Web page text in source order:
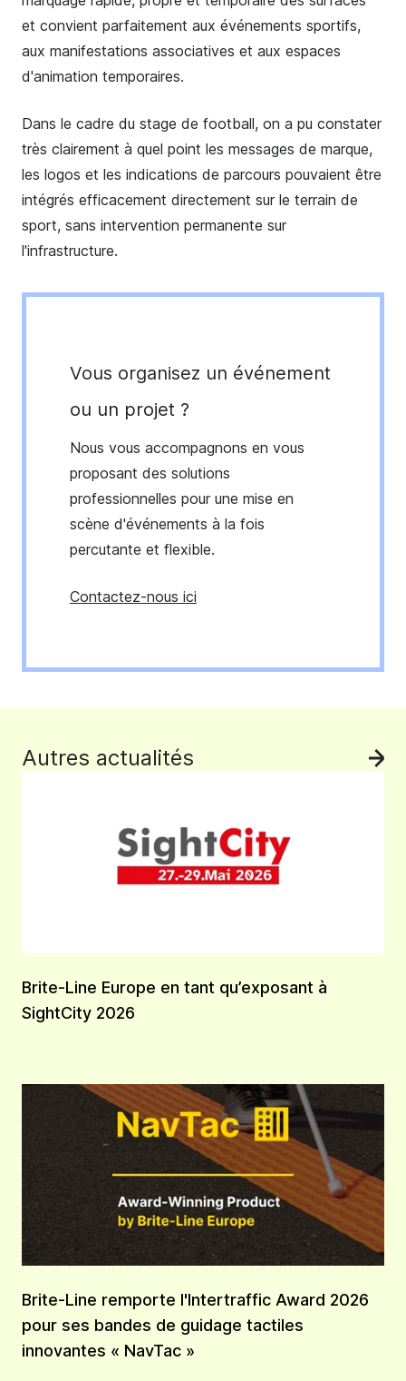
et convient parfaitement aux événements sportifs,
aux manifestations associatives et aux espaces
d'animation temporaires.
Dans le cadre du stage de football, on a pu constater
très clairement à quel point les messages de marque,
les logos et les indications de parcours pouvaient être
intégrés efficacement directement sur le terrain de
sport, sans intervention permanente sur
l'infrastructure.
Vous organisez un événement
ou un projet ?
Nous vous accompagnons en vous
proposant des solutions
professionnelles pour une mise en
scène d'événements à la fois
percutante et flexible.
Contactez-nous ici
Autres actualités
Brite‑Line Europe en tant qu’exposant à
SightCity 2026
Brite-Line remporte l'Intertraffic Award 2026
pour ses bandes de guidage tactiles
innovantes « NavTac »